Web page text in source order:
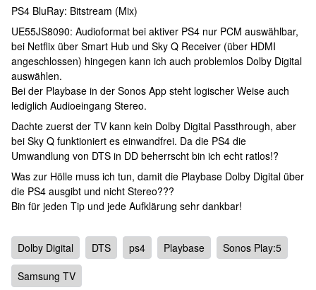
PS4 BluRay: Bitstream (Mix)
UE55JS8090: Audioformat bei aktiver PS4 nur PCM auswählbar,
bei Netflix über Smart Hub und Sky Q Receiver (über HDMI
angeschlossen) hingegen kann ich auch problemlos Dolby Digital
auswählen.
Bei der Playbase in der Sonos App steht logischer Weise auch
lediglich Audioeingang Stereo.
Dachte zuerst der TV kann kein Dolby Digital Passthrough, aber
bei Sky Q funktioniert es einwandfrei. Da die PS4 die
Umwandlung von DTS in DD beherrscht bin ich echt ratlos!?
Was zur Hölle muss ich tun, damit die Playbase Dolby Digital über
die PS4 ausgibt und nicht Stereo???
Bin für jeden Tip und jede Aufklärung sehr dankbar!
Dolby Digital DTS ps4 Playbase
Sonos Play:5
Samsung TV